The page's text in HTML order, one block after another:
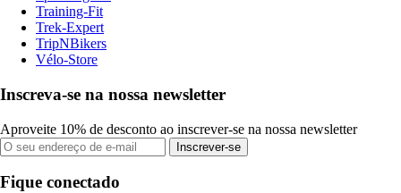
Training-Fit
Trek-Expert
TripNBikers
Vélo-Store
Inscreva-se na nossa newsletter
Aproveite 10% de desconto ao inscrever-se na nossa newsletter
Inscrever-se
Fique conectado